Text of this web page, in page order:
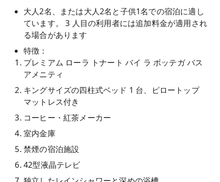
大人2名、または大人2名と子供1名での宿泊に適し
ています。 3 人目の利用者には追加料金が適用され
る場合があります
特徴：
プレミアム ローラ トナート バイ ラ ボッテガ バス
アメニティ
キングサイズの四柱式ベッド 1 台、ピロートップ
マットレス付き
コーヒー・紅茶メーカー
室内金庫
禁煙の宿泊施設
42型液晶テレビ